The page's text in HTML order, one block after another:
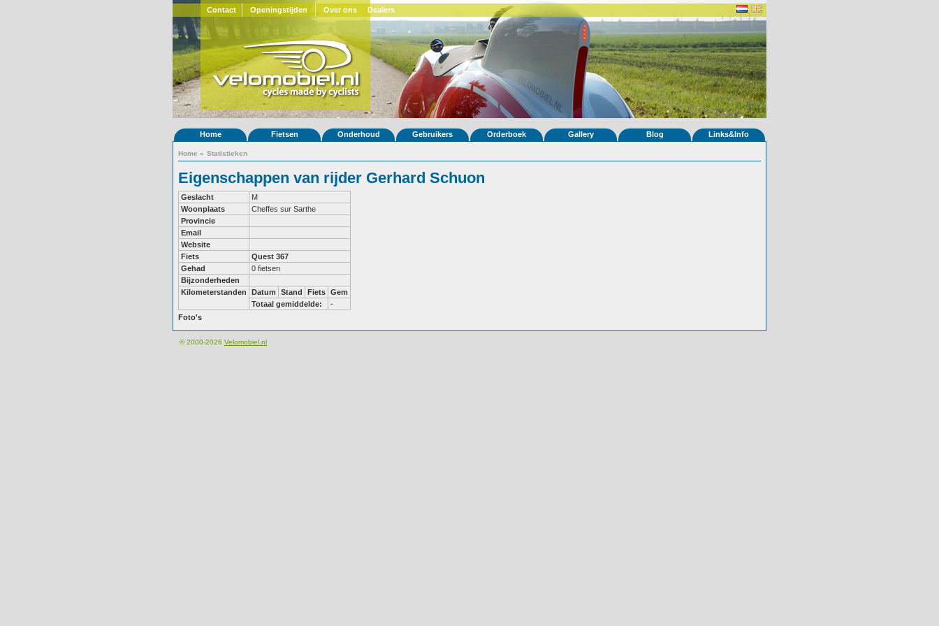
Contact Openingstijden Over ons Dealers
Home Fietsen Onderhoud Gebruikers Orderboek Gallery Blog Links&Info
Home » Statistieken
Eigenschappen van rijder Gerhard Schuon
Geslacht
M
Woonplaats
Cheffes sur Sarthe
Provincie
Email
Website
Fiets
Quest 367
Gehad
0 fietsen
Bijzonderheden
Kilometerstanden
Datum Stand Fiets Gem
Totaal gemiddelde:
-
Foto's
© 2000-2026 Velomobiel.nl